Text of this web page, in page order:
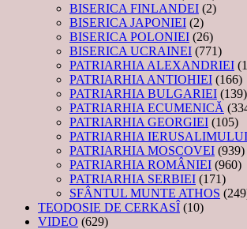
BISERICA FINLANDEI (2)
BISERICA JAPONIEI (2)
BISERICA POLONIEI (26)
BISERICA UCRAINEI (771)
PATRIARHIA ALEXANDRIEI
PATRIARHIA ANTIOHIEI (166)
PATRIARHIA BULGARIEI (139)
PATRIARHIA ECUMENICĂ
PATRIARHIA GEORGIEI (105)
PATRIARHIA IERUSALIMULUI
PATRIARHIA MOSCOVEI (939)
PATRIARHIA ROMÂNIEI (960)
PATRIARHIA SERBIEI (171)
SFÂNTUL MUNTE ATHOS
TEODOSIE DE CERKASÎ (10)
VIDEO (629)